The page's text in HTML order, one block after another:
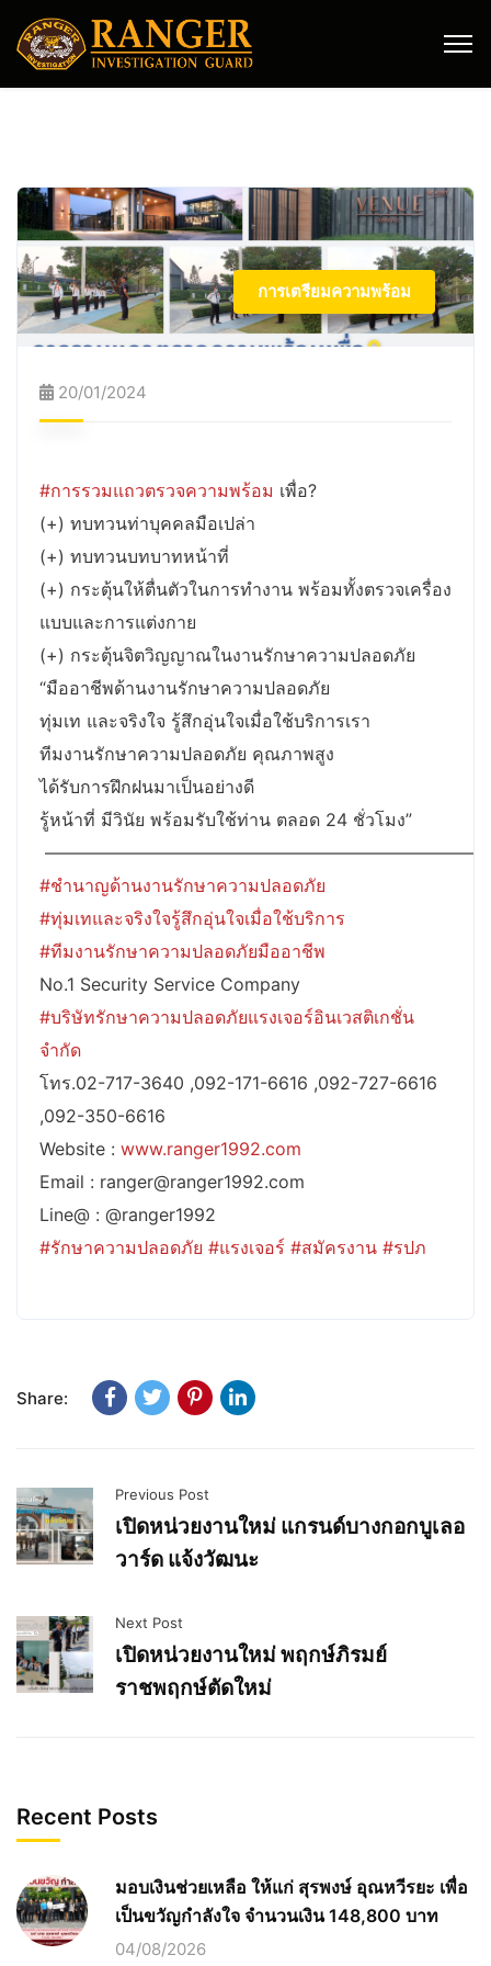
การเตรียมความพร้อม
20/01/2024
#การรวมแถวตรวจความพร้อม เพื่อ?
(+) ทบทวนท่าบุคคลมือเปล่า
(+) ทบทวนบทบาทหน้าที่
(+) กระตุ้นให้ตื่นตัวในการทำงาน พร้อมทั้งตรวจเครื่อง
แบบและการแต่งกาย
(+) กระตุ้นจิตวิญญาณในงานรักษาความปลอดภัย
“มืออาชีพด้านงานรักษาความปลอดภัย
ทุ่มเท และจริงใจ รู้สึกอุ่นใจเมื่อใช้บริการเรา
ทีมงานรักษาความปลอดภัย คุณภาพสูง
ได้รับการฝึกฝนมาเป็นอย่างดี
รู้หน้าที่ มีวินัย พร้อมรับใช้ท่าน ตลอด 24 ชั่วโมง”
————————————————————————–
#ชำนาญด้านงานรักษาความปลอดภัย
#ทุ่มเทและจริงใจรู้สึกอุ่นใจเมื่อใช้บริการ
#ทีมงานรักษาความปลอดภัยมืออาชีพ
No.1 Security Service Company
#บริษัทรักษาความปลอดภัยแรงเจอร์อินเวสติเกชั่น
จำกัด
โทร.02-717-3640 ,092-171-6616 ,092-727-6616
,092-350-6616
Website : www.ranger1992.com
Email : ranger@ranger1992.com
Line@ : @ranger1992
#รักษาความปลอดภัย #แรงเจอร์ #สมัครงาน #รปภ
Share:
Previous Post
เปิดหน่วยงานใหม่ แกรนด์บางกอกบูเลอ
วาร์ด แจ้งวัฒนะ
Next Post
เปิดหน่วยงานใหม่ พฤกษ์ภิรมย์
ราชพฤกษ์ตัดใหม่
Recent Posts
มอบเงินช่วยเหลือ ให้แก่ สุรพงษ์ อุณหวีรยะ เพื่อ
เป็นขวัญกำลังใจ จำนวนเงิน 148,800 บาท
04/08/2026